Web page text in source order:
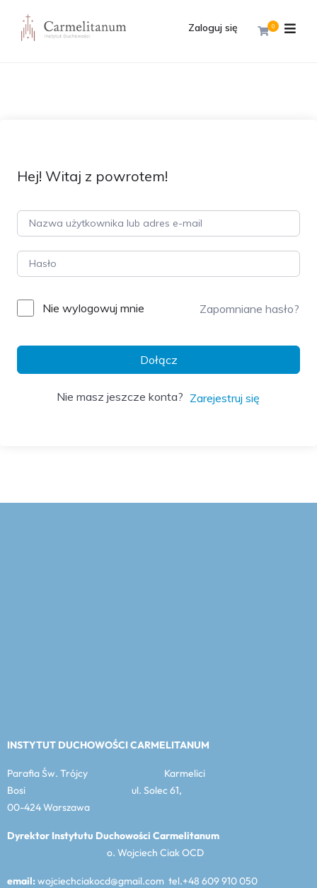
0
Zaloguj się
Hej! Witaj z powrotem!
Nie wylogowuj mnie Zapomniane hasło?
Dołącz
Nie masz jeszcze konta? Zarejestruj się
INSTYTUT DUCHOWOŚCI CARMELITANUM
Parafia Św. Trójcy Karmelici
Bosi ul. Solec 61,
00-424 Warszawa
Dyrektor Instytutu Duchowości Carmelitanum
o. Wojciech Ciak OCD
email:wojciechciakocd@gmail.com tel.+48 609 910 050